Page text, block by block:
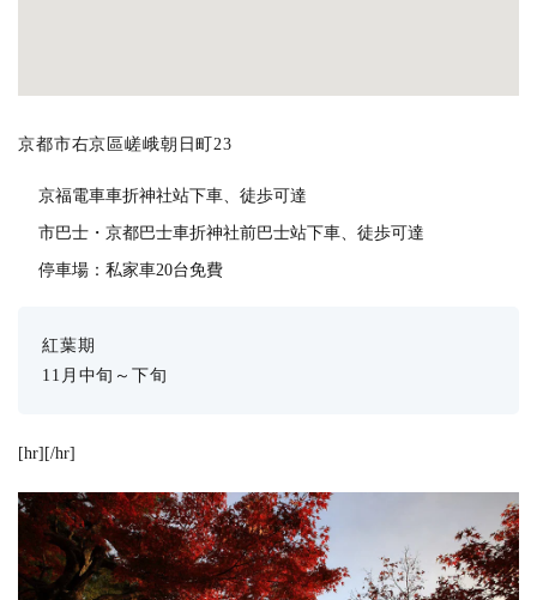
京都市右京區嵯峨朝日町23
京福電車車折神社站下車、徒歩可達
市巴士・京都巴士車折神社前巴士站下車、徒歩可達
停車場：私家車20台免費
紅葉期
11月中旬～下旬
[hr][/hr]